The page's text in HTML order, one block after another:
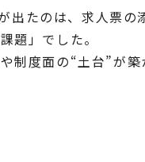
出たのは、求人票の
題」でした。
制度面の“土台”が築